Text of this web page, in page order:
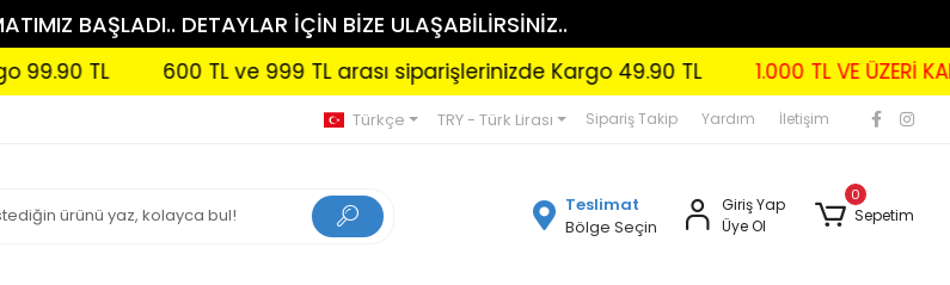
BAŞLADI.. DETAYLAR İÇİN BİZE ULAŞABİLİRSİNİZ..
600 TL ve 999 TL arası siparişlerinizde Kargo 49.90 TL 1.000 TL VE ÜZERİ KARGO
Türkçe TRY - Türk Lirası Sipariş Takip Yardım İletişim
Teslimat
Bölge Seçin
Giriş Yap
Üye Ol
0
Sepetim